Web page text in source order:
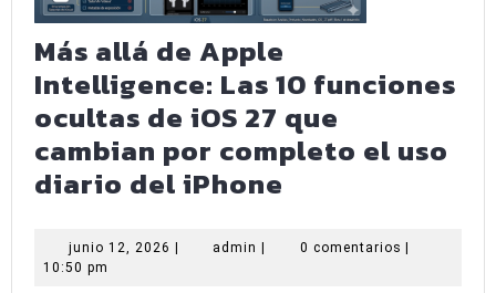
Más allá de Apple
Intelligence: Las 10 funciones
ocultas de iOS 27 que
cambian por completo el uso
diario del iPhone
de
junio 12, 2026 junio
admin admin0 comentarios
10:50 pm